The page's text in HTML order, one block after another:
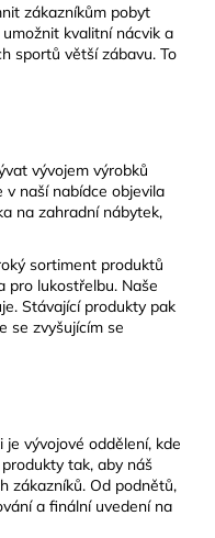
zákazníkům pobyt
kvalitní nácvik a
sportů větší zábavu. To
vývojem výrobků
v naší nabídce objevila
na zahradní nábytek,
sortiment produktů
pro lukostřelbu. Naše
Stávající produkty pak
se zvyšujícím se
vývojové oddělení, kde
tak, aby náš
zákazníků. Od podnětů,
a finální uvedení na